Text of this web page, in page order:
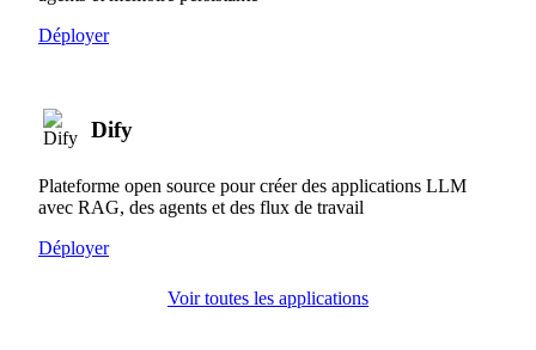
Déployer
Dify
Plateforme open source pour créer des applications LLM
avec RAG, des agents et des flux de travail
Déployer
Voir toutes les applications